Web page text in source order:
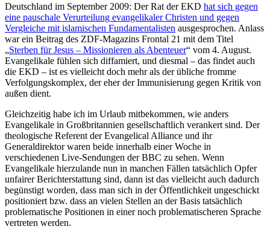
Deutschland im September 2009: Der Rat der EKD hat sich gegen
eine pauschale Verurteilung evangelikaler Christen und gegen
Vergleiche mit islamischen Fundamentalisten ausgesprochen. Anlass
war ein Beitrag des ZDF-Magazins Frontal 21 mit dem Titel
„Sterben für Jesus – Missionieren als Abenteuer“ vom 4. August.
Evangelikale fühlen sich diffamiert, und diesmal – das findet auch
die EKD – ist es vielleicht doch mehr als der übliche fromme
Verfolgungskomplex, der eher der Immunisierung gegen Kritik von
außen dient.
Gleichzeitig habe ich im Urlaub mitbekommen, wie anders
Evangelikale in Großbritannien gesellschaftlich verankert sind. Der
theologische Referent der Evangelical Alliance und ihr
Generaldirektor waren beide innerhalb einer Woche in
verschiedenen Live-Sendungen der BBC zu sehen. Wenn
Evangelikale hierzulande nun in manchen Fällen tatsächlich Opfer
unfairer Berichterstattung sind, dann ist das vielleicht auch dadurch
begünstigt worden, dass man sich in der Öffentlichkeit ungeschickt
positioniert bzw. dass an vielen Stellen an der Basis tatsächlich
problematische Positionen in einer noch problematischeren Sprache
vertreten werden.